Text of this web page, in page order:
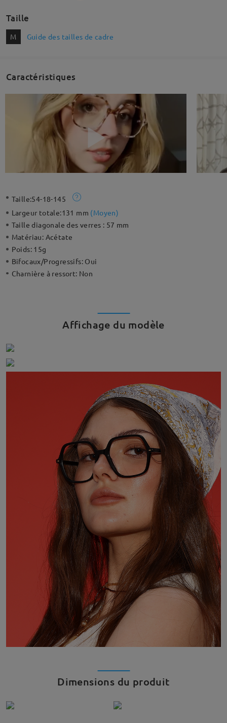
Taille
M Guide des tailles de cadre
Caractéristiques
Taille:54-18-145
Largeur totale:131 mm (Moyen)
Taille diagonale des verres : 57 mm
Matériau: Acétate
Poids: 15g
Bifocaux/Progressifs: Oui
Charnière à ressort: Non
Affichage du modèle
Dimensions du produit